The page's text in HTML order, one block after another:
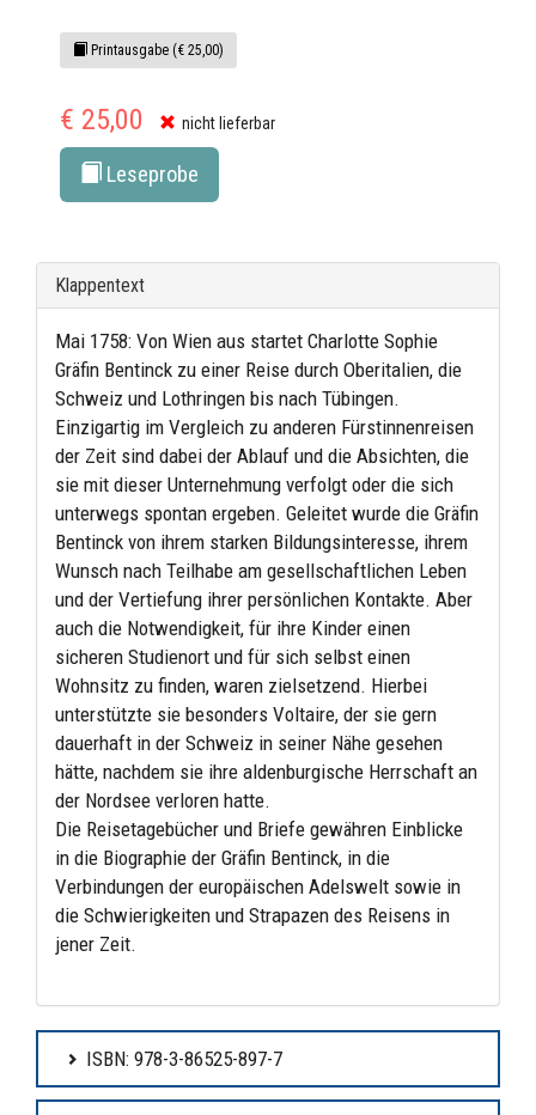
Printausgabe (€ 25,00)
€ 25,00 nicht lieferbar
Leseprobe
Klappentext
Mai 1758: Von Wien aus startet Charlotte Sophie
Gräfin Bentinck zu einer Reise durch Oberitalien, die
Schweiz und Lothringen bis nach Tübingen.
Einzigartig im Vergleich zu anderen Fürstinnenreisen
der Zeit sind dabei der Ablauf und die Absichten, die
sie mit dieser Unternehmung verfolgt oder die sich
unterwegs spontan ergeben. Geleitet wurde die Gräfin
Bentinck von ihrem starken Bildungsinteresse, ihrem
Wunsch nach Teilhabe am gesellschaftlichen Leben
und der Vertiefung ihrer persönlichen Kontakte. Aber
auch die Notwendigkeit, für ihre Kinder einen
sicheren Studienort und für sich selbst einen
Wohnsitz zu finden, waren zielsetzend. Hierbei
unterstützte sie besonders Voltaire, der sie gern
dauerhaft in der Schweiz in seiner Nähe gesehen
hätte, nachdem sie ihre aldenburgische Herrschaft an
der Nordsee verloren hatte.
Die Reisetagebücher und Briefe gewähren Einblicke
in die Biographie der Gräfin Bentinck, in die
Verbindungen der europäischen Adelswelt sowie in
die Schwierigkeiten und Strapazen des Reisens in
jener Zeit.
ISBN: 978-3-86525-897-7